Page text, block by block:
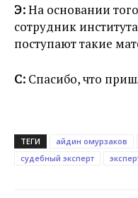
Э:На основании
сотрудник
поступают такие
С: Спасибо, что
ТЕГИ айдин омурзаков
судебный эксперт